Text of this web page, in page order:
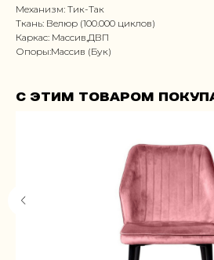
Механизм: Тик-Так
Ткань: Велюр (100.000 циклов)
Каркас: Массив,ДВП
Опоры:Массив (Бук)
С этим товаром